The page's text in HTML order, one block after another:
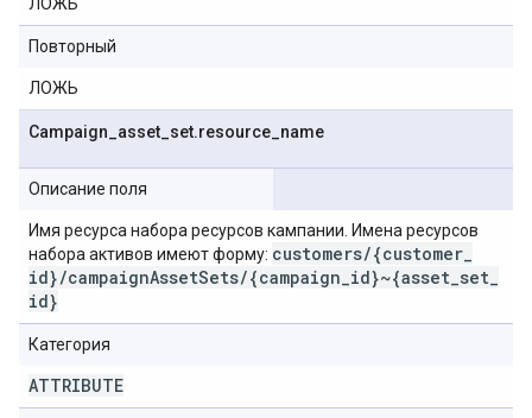
Повторный
ЛОЖЬ
Campaign asset set.resource name
Описание поля
Имя ресурса набора ресурсов кампании. Имена ресурсов
набора активов имеют форму: customers/{customer
id}/campaignAssetSets/{campaign id}~{asset set
id}
Категория
ATTRIBUTE